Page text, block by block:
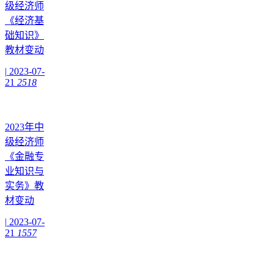
级经济师
《经济基
础知识》
教材变动
| 2023-07-
21 2518
2023年中
级经济师
《金融专
业知识与
实务》教
材变动
| 2023-07-
21 1557